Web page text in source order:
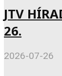
JTV
26.
2026-07-26